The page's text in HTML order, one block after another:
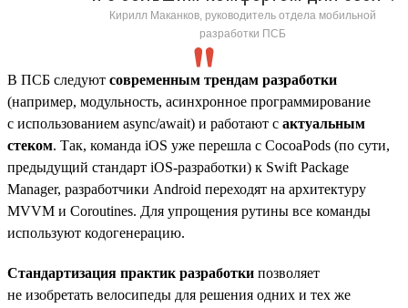
Кирилл Маканков, руководитель отдела мобильной
разработки ПСБ
В ПСБ следуют современным трендам разработки
(например, модульность, асинхронное программирование
с использованием async/await) и работают с актуальным
стеком. Так, команда iOS уже перешла с CocoaPods (по сути,
предыдущий стандарт iOS-разработки) к Swift Package
Manager, разработчики Android переходят на архитектуру
MVVM и Coroutines. Для упрощения рутины все команды
используют кодогенерацию.
Стандартизация практик разработки позволяет
не изобретать велосипеды для решения одних и тех же